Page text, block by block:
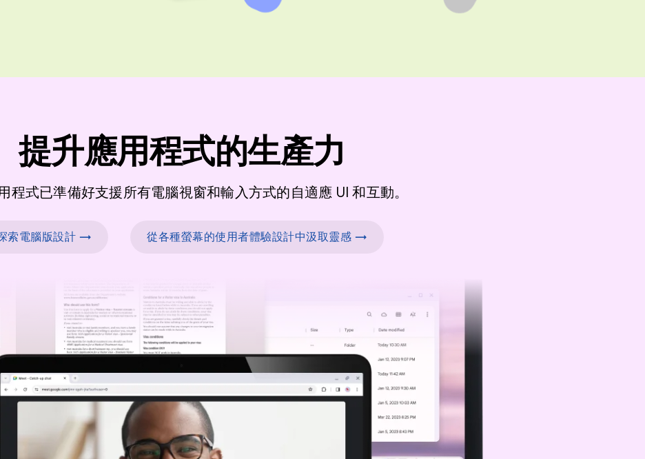
提升應用程式的生產力
程式已準備好支援所有電腦視窗和輸入方式的自適應 UI 和互動。
索電腦版設計 → 從各種螢幕的使用者體驗設計中汲取靈感 →